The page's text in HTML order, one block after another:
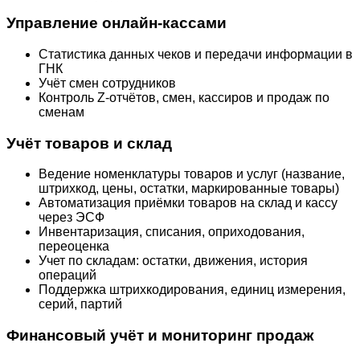
Управление онлайн-кассами
Статистика данных чеков и передачи информации в
ГНК
Учёт смен сотрудников
Контроль Z-отчётов, смен, кассиров и продаж по
сменам
Учёт товаров и склад
Ведение номенклатуры товаров и услуг (название,
штрихкод, цены, остатки, маркированные товары)
Автоматизация приёмки товаров на склад и кассу
через ЭСФ
Инвентаризация, списания, оприходования,
переоценка
Учет по складам: остатки, движения, история
операций
Поддержка штрихкодирования, единиц измерения,
серий, партий
Финансовый учёт и мониторинг продаж